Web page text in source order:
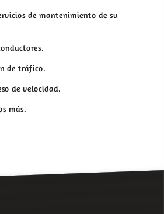
de mantenimiento de su
de tráfico.
de velocidad.
más.